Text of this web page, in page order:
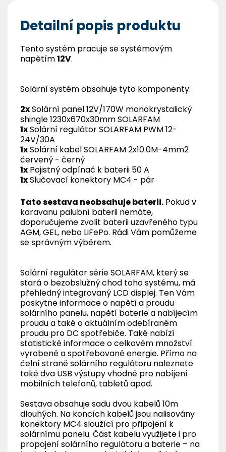
Detailní popis produktu
Tento systém pracuje se systémovým
napětím12V.
Solární systém obsahuje tyto komponenty:
2xSolární panel 12V/170W monokrystalický
shingle 1230x670x30mm SOLARFAM
1xSolární regulátor SOLARFAM PWM 12-
24V/30A
1xSolární kabel SOLARFAM 2x10.0M-4mm2
červený - černý
1x Pojistný odpínač k baterii 50 A
1xSlučovací konektory MC4 - pár
Tato sestava neobsahuje baterii. Pokud v
karavanu palubní baterii nemáte,
doporučujeme zvolit baterii uzavřeného typu
AGM, GEL, nebo LiFePo. Rádi Vám pomůžeme
se správným výběrem.
Solární regulátor série SOLARFAM, který se
stará o bezobslužný chod toho systému, má
přehledný integrovaný LCD displej. Ten Vám
poskytne informace o napětí a proudu
solárního panelu, napětí baterie a nabíjecím
proudu a také o aktuálním odebíraném
proudu pro DC spotřebiče. Také nabízí
statistické informace o celkovém množství
vyrobené a spotřebované energie. Přímo na
čelní straně solárního regulátoru naleznete
také dva USB výstupy vhodné pro nabíjení
mobilních telefonů, tabletů apod.
Sestava obsahuje sadu dvou kabelů 10m
dlouhých. Na koncích kabelů jsou nalisovány
konektory MC4 sloužící pro připojení k
solárnímu panelu. Část kabelu využijete i pro
propojení solárního regulátoru a baterie – na